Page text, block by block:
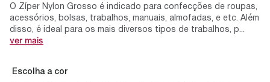
O Zíper Nylon Grosso é indicado para confecções de roupas,
acessórios, bolsas, trabalhos, manuais, almofadas, e etc. Além
disso, é ideal para os mais diversos tipos de trabalhos, p...
ver mais
cor
8º
azul
9º
maquina costura
10 º black